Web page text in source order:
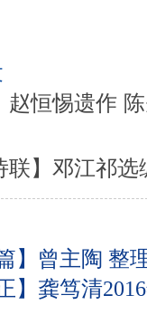
赵恒惕遗作
联】邓江祁
】曾主陶 整
】龚笃清